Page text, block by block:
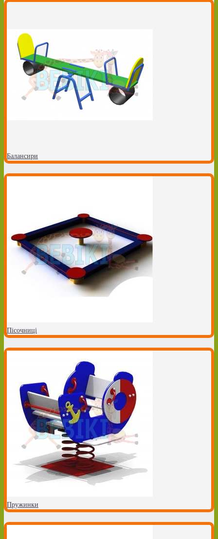
Балансири
Пісочниці
Пружинки